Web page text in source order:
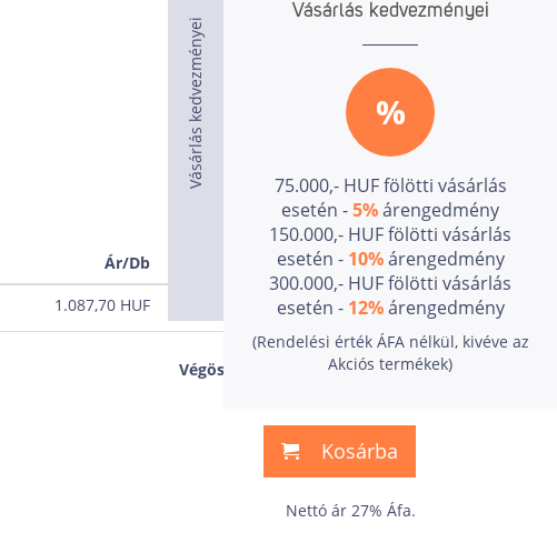
Ár/Db
Ár
1.087,70 HUF HUF
Végösszeg: 0,00 HUF
Kosárba
Nettó ár 27% Áfa.
Vásárlás kedvezményei
Vásárlás kedvezményei
%
75.000,- HUF fölötti vásárlás
esetén -5%árengedmény
150.000,- HUF fölötti vásárlás
esetén - 10%árengedmény
300.000,- HUF fölötti vásárlás
esetén - 12%árengedmény
(Rendelési érték ÁFA nélkül, kivéve az
Akciós termékek)